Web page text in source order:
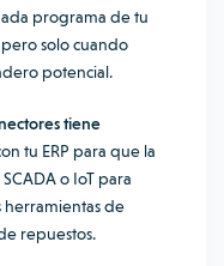
programa de tu
solo cuando
potencial.
tiene
tu ERP para que la
o IoT para
de
repuestos.